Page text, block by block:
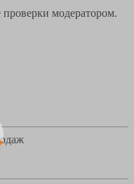
модератором.